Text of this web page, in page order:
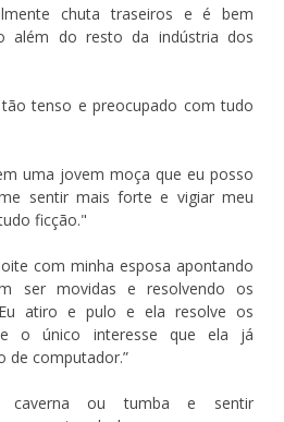
chuta traseiros e é bem
além do resto da indústria dos
tenso e preocupado com tudo
uma jovem moça que eu posso
sentir mais forte e vigiar meu
ficção."
com minha esposa apontando
ser movidas e resolvendo os
atiro e pulo e ela resolve os
o único interesse que ela já
de computador.”
caverna ou tumba e sentir